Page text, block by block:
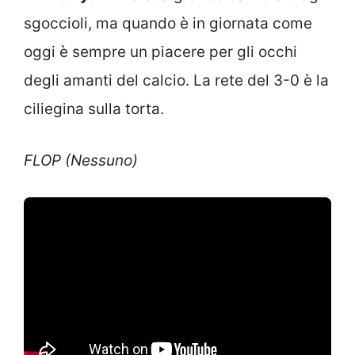
sgoccioli, ma quando è in giornata come
oggi è sempre un piacere per gli occhi
degli amanti del calcio. La rete del 3-0 è la
ciliegina sulla torta.
FLOP (Nessuno)